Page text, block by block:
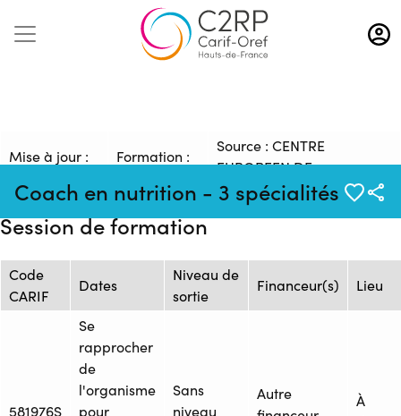
Aller
au
contenu
Coach en nutrition - 3 spécialités
Mise à jour :
Formation :
Source : CENTRE
EUROPEEN DE
FORMATION
Session de formation
Code
CARIF
Dates
Niveau de
sortie
Financeur(s) Lieu
581976S
Se
rapprocher
de
l'organisme
pour
Sans
niveau
Autre
À